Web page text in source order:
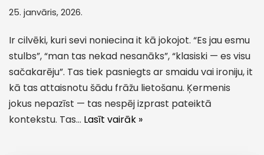
25. janvāris, 2026.
Ir cilvēki, kuri sevi noniecina it kā jokojot. “Es jau esmu
stulbs”, “man tas nekad nesanāks”, “klasiski — es visu
sačakarēju”. Tas tiek pasniegts ar smaidu vai ironiju, it
kā tas attaisnotu šādu frāžu lietošanu. Ķermenis
jokus nepazīst — tas nespēj izprast pateiktā
kontekstu. Tas… Lasīt vairāk »